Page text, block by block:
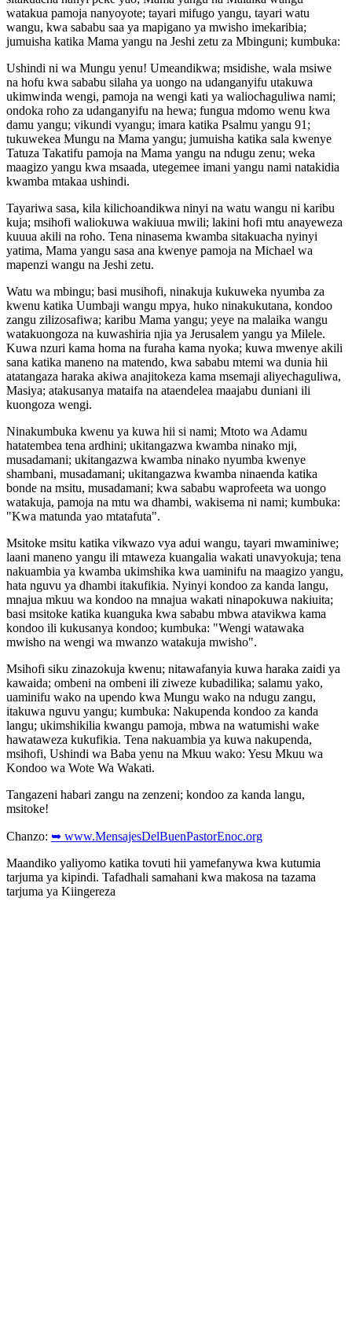
watakua pamoja nanyoyote; tayari mifugo yangu, tayari watu
wangu, kwa sababu saa ya mapigano ya mwisho imekaribia;
jumuisha katika Mama yangu na Jeshi zetu za Mbinguni; kumbuka:
Ushindi ni wa Mungu yenu! Umeandikwa; msidishe, wala msiwe
na hofu kwa sababu silaha ya uongo na udanganyifu utakuwa
ukimwinda wengi, pamoja na wengi kati ya waliochaguliwa nami;
ondoka roho za udanganyifu na hewa; fungua mdomo wenu kwa
damu yangu; vikundi vyangu; imara katika Psalmu yangu 91;
tukuwekea Mungu na Mama yangu; jumuisha katika sala kwenye
Tatuza Takatifu pamoja na Mama yangu na ndugu zenu; weka
maagizo yangu kwa msaada, utegemee imani yangu nami natakidia
kwamba mtakaa ushindi.
Tayariwa sasa, kila kilichoandikwa ninyi na watu wangu ni karibu
kuja; msihofi waliokuwa wakiuua mwili; lakini hofi mtu anayeweza
kuuua akili na roho. Tena ninasema kwamba sitakuacha nyinyi
yatima, Mama yangu sasa ana kwenye pamoja na Michael wa
mapenzi wangu na Jeshi zetu.
Watu wa mbingu; basi musihofi, ninakuja kukuweka nyumba za
kwenu katika Uumbaji wangu mpya, huko ninakukutana, kondoo
zangu zilizosafiwa; karibu Mama yangu; yeye na malaika wangu
watakuongoza na kuwashiria njia ya Jerusalem yangu ya Milele.
Kuwa nzuri kama homa na furaha kama nyoka; kuwa mwenye akili
sana katika maneno na matendo, kwa sababu mtemi wa dunia hii
atatangaza haraka akiwa anajitokeza kama msemaji aliyechaguliwa,
Masiya; atakusanya mataifa na ataendelea maajabu duniani ili
kuongoza wengi.
Ninakumbuka kwenu ya kuwa hii si nami; Mtoto wa Adamu
hatatembea tena ardhini; ukitangazwa kwamba ninako mji,
musadamani; ukitangazwa kwamba ninako nyumba kwenye
shambani, musadamani; ukitangazwa kwamba ninaenda katika
bonde na msitu, musadamani; kwa sababu waprofeeta wa uongo
watakuja, pamoja na mtu wa dhambi, wakisema ni nami; kumbuka:
"Kwa matunda yao mtatafuta".
Msitoke msitu katika vikwazo vya adui wangu, tayari mwaminiwe;
laani maneno yangu ili mtaweza kuangalia wakati unavyokuja; tena
nakuambia ya kwamba ukimshika kwa uaminifu na maagizo yangu,
hata nguvu ya dhambi itakufikia. Nyinyi kondoo za kanda langu,
mnajua mkuu wa kondoo na mnajua wakati ninapokuwa nakiuita;
basi msitoke katika kuanguka kwa sababu mbwa atavikwa kama
kondoo ili kukusanya kondoo; kumbuka: "Wengi watawaka
mwisho na wengi wa mwanzo watakuja mwisho".
Msihofi siku zinazokuja kwenu; nitawafanyia kuwa haraka zaidi ya
kawaida; ombeni na ombeni ili ziweze kubadilika; salamu yako,
uaminifu wako na upendo kwa Mungu wako na ndugu zangu,
itakuwa nguvu yangu; kumbuka: Nakupenda kondoo za kanda
langu; ukimshikilia kwangu pamoja, mbwa na watumishi wake
hawataweza kukufikia. Tena nakuambia ya kuwa nakupenda,
msihofi, Ushindi wa Baba yenu na Mkuu wako: Yesu Mkuu wa
Kondoo wa Wote Wa Wakati.
Tangazeni habari zangu na zenzeni; kondoo za kanda langu,
msitoke!
Chanzo: ➥ www.MensajesDelBuenPastorEnoc.org
Maandiko yaliyomo katika tovuti hii yamefanywa kwa kutumia
tarjuma ya kipindi. Tafadhali samahani kwa makosa na tazama
tarjuma ya Kiingereza